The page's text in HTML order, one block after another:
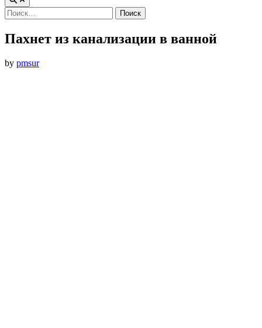
Найти:
Пахнет из канализации в ванной
by pmsur